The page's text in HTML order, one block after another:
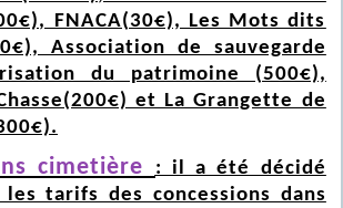
FNACA(30€), Les Mots dits
Association de sauvegarde
du patrimoine (500€),
et La Grangette de
cimetière
: il a été décidé
les tarifs des concessions dans